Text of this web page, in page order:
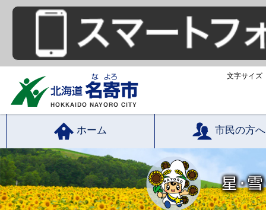
文字サイズ
ホーム 市民の方へ